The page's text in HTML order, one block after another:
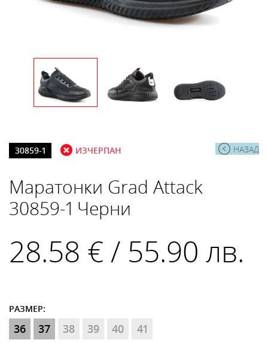
НАЗАД
30859-1 ИЗЧЕРПАН
Маратонки Grad Attack
30859-1 Черни
28.58 € / 55.90 лв.
РАЗМЕР:
36 37 38 39 40 41